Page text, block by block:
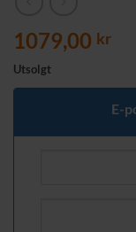
1079,00 kr
Utsolgt
E-